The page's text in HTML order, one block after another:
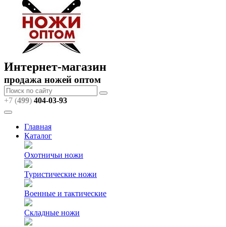
Интернет-магазин
продажа ножей оптом
+7 (499) 404-03-93
Главная
Каталог
Охотничьи ножи
Туристические ножи
Военные и тактические
Складные ножи